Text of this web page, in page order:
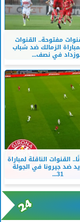
مفتوحة.. القنوات
الزمالك ضد شباب
في نصف...
القنوات الناقلة لمباراة
ضد جيرونا في الجولة
31...